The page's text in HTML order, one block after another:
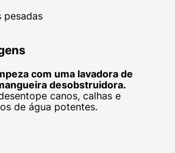
pesadas
com uma lavadora de
desobstruidora.
canos, calhas e
de água potentes.